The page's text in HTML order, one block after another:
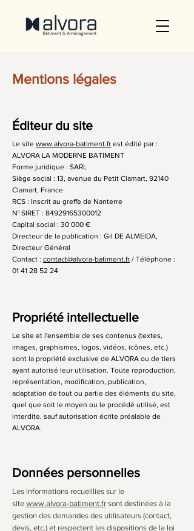
Mentions légales
Éditeur du site
Le site www.alvora-batiment.fr est édité par :
ALVORA LA MODERNE BATIMENT
Forme juridique : SARL
Siège social : 13, avenue du Petit Clamart, 92140
Clamart, France
RCS : Inscrit au greffe de Nanterre
N° SIRET : 84929165300012
Capital social : 30 000 €
Directeur de la publication : Gil DE ALMEIDA,
Directeur Général
Contact : contact@alvora-batiment.fr / Téléphone :
01 41 28 52 24
Propriété intellectuelle
Le site et l'ensemble de ses contenus (textes,
images, graphismes, logos, vidéos, icônes, etc.)
sont la propriété exclusive de ALVORA ou de tiers
ayant autorisé leur utilisation. Toute reproduction,
représentation, modification, publication,
adaptation de tout ou partie des éléments du site,
quel que soit le moyen ou le procédé utilisé, est
interdite, sauf autorisation écrite préalable de
ALVORA.
Données personnelles
Les informations recueillies sur le
site www.alvora-batiment.fr sont destinées à la
gestion des demandes des utilisateurs (contact,
devis, etc.) et respectent les dispositions de la loi